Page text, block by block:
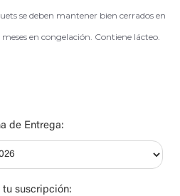
se deben mantener bien cerrados en
en congelación. Contiene lácteo.
de Entrega:
tu suscripción: